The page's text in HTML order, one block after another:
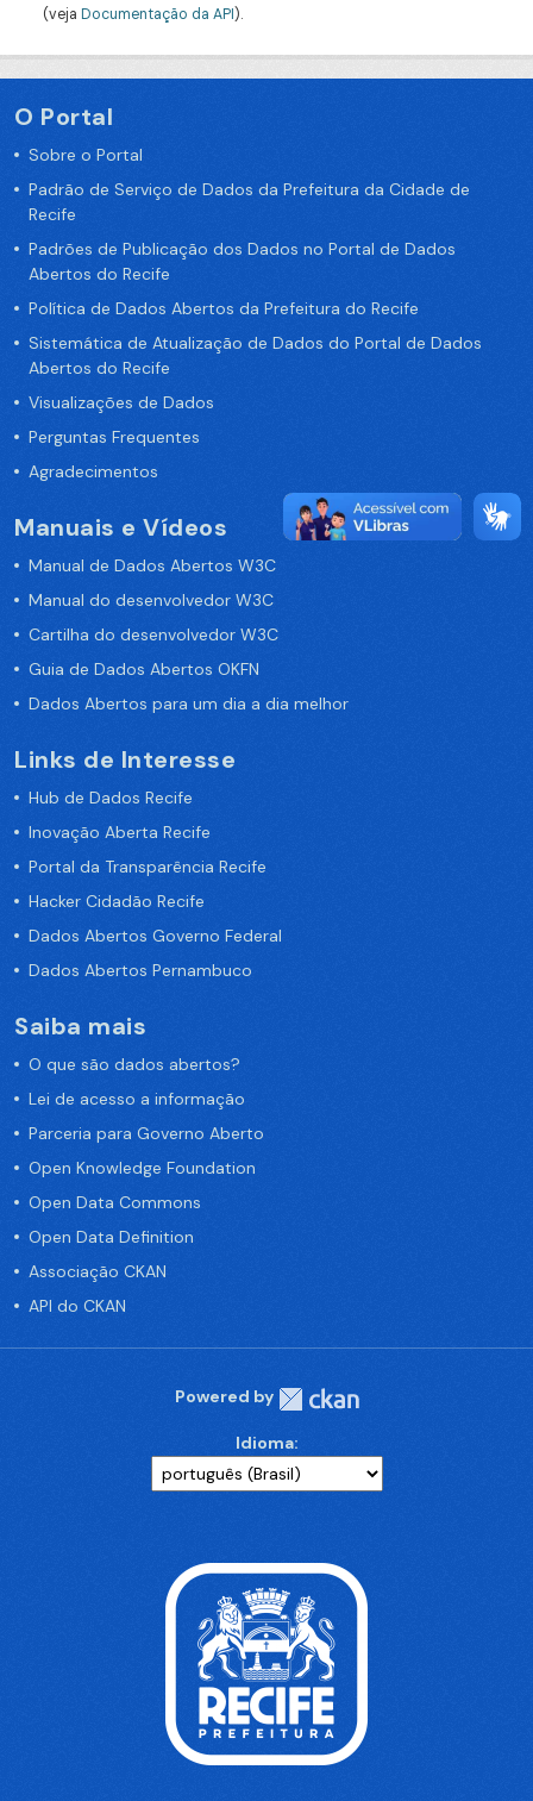
(veja Documentação da API).
O Portal
Sobre o Portal
Padrão de Serviço de Dados da Prefeitura da Cidade de
Recife
Padrões de Publicação dos Dados no Portal de Dados
Abertos do Recife
Política de Dados Abertos da Prefeitura do Recife
Sistemática de Atualização de Dados do Portal de Dados
Abertos do Recife
Visualizações de Dados
Perguntas Frequentes
Agradecimentos
Manuais e Vídeos
Manual de Dados Abertos W3C
Manual do desenvolvedor W3C
Cartilha do desenvolvedor W3C
Guia de Dados Abertos OKFN
Dados Abertos para um dia a dia melhor
Links de Interesse
Hub de Dados Recife
Inovação Aberta Recife
Portal da Transparência Recife
Hacker Cidadão Recife
Dados Abertos Governo Federal
Dados Abertos Pernambuco
Saiba mais
O que são dados abertos?
Lei de acesso a informação
Parceria para Governo Aberto
Open Knowledge Foundation
Open Data Commons
Open Data Definition
Associação CKAN
API do CKAN
Powered by
Idioma